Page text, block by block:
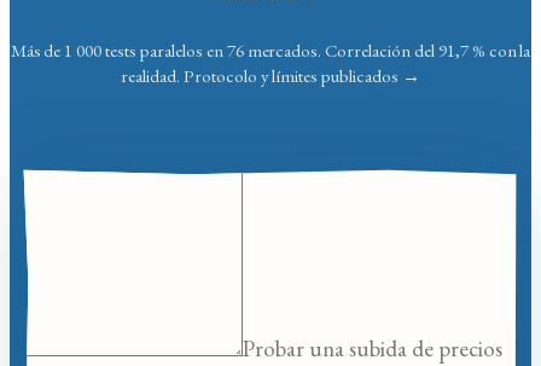
Más de 1 000 tests paralelos en 76 mercados. Correlación del 91,7 % con la
realidad. Protocolo y límites publicados →
Probar una subida de precios